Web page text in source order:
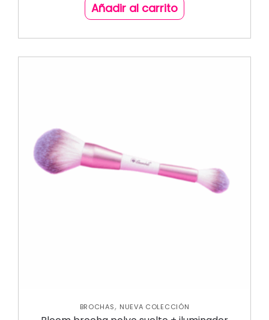
Añadir al carrito
BROCHAS, NUEVA COLECCIÓN